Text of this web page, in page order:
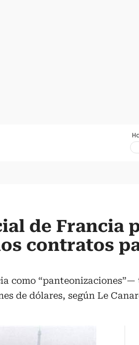
de Francia
contratos
como
de dólares, según Le